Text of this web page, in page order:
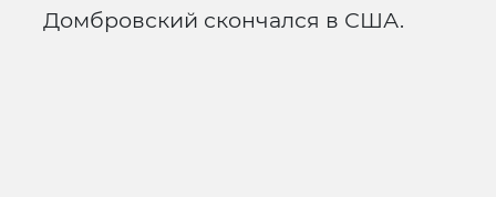
Домбровский скончался в США.